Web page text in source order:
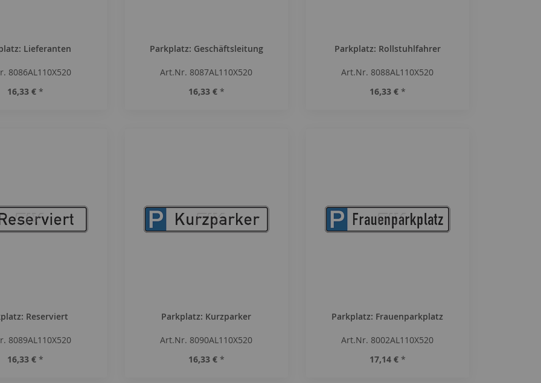
Lieferanten
8086AL110X520
16,33 € *
Parkplatz: Geschäftsleitung
Art.Nr. 8087AL110X520
16,33 € *
Parkplatz: Rollstuhlfahrer
Art.Nr. 8088AL110X520
16,33 € *
Reserviert
8089AL110X520
16,33 € *
Parkplatz: Kurzparker
Art.Nr. 8090AL110X520
16,33 € *
Parkplatz: Frauenparkplatz
Art.Nr. 8002AL110X520
17,14 € *